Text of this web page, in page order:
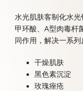
水光肌肤客制化水
甲环酸、A型肉毒杆
同作用，解决一系列
干燥肌肤
黑色素沉淀
玫瑰痤疮